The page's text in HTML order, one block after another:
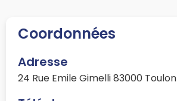
Coordonnées
Adresse
24 Rue Emile Gimelli 83000 Toulon